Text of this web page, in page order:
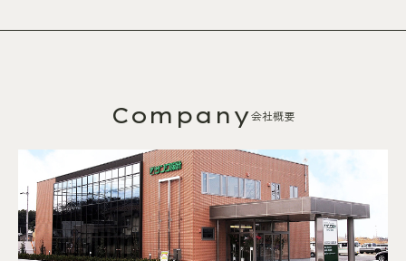
Company会社概要